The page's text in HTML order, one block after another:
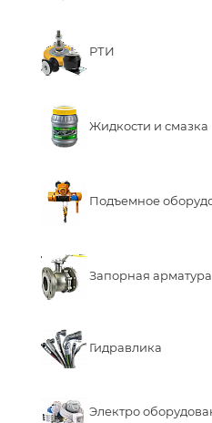
РТИ
Жидкости и смазка
Подъемное
Запорная арматура
Гидравлика
Электро